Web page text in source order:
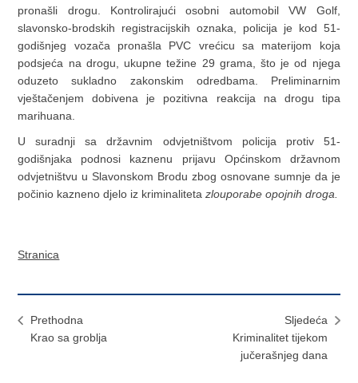
pronašli drogu. Kontrolirajući osobni automobil VW Golf,
slavonsko-brodskih registracijskih oznaka, policija je kod 51-
godišnjeg vozača pronašla PVC vrećicu sa materijom koja
podsjeća na drogu, ukupne težine 29 grama, što je od njega
oduzeto sukladno zakonskim odredbama. Preliminarnim
vještačenjem dobivena je pozitivna reakcija na drogu tipa
marihuana.
U suradnji sa državnim odvjetništvom policija protiv 51-
godišnjaka podnosi kaznenu prijavu Općinskom državnom
odvjetništvu u Slavonskom Brodu zbog osnovane sumnje da je
počinio kazneno djelo iz kriminalitetazlouporabe opojnih droga.
Stranica
Prethodna
Krao sa groblja
Sljedeća
Kriminalitet tijekom
jučerašnjeg dana